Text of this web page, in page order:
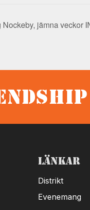
jämna veckor
Länkar
Distrikt
Evenemang